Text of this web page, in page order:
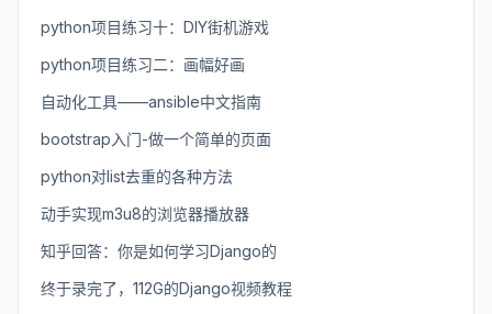
python项目练习十：DIY街机游戏
python项目练习二：画幅好画
自动化工具——ansible中文指南
bootstrap入门-做一个简单的页面
python对list去重的各种方法
动手实现m3u8的浏览器播放器
知乎回答：你是如何学习Django的
终于录完了，112G的Django视频教程